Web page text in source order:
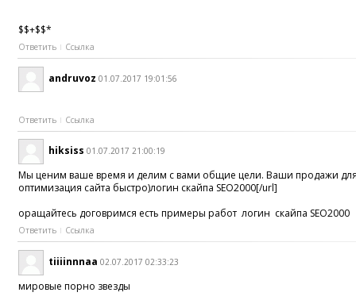
$$+$$*
Ответить Ссылка
andruvoz 01.07.2017 19:01:56
Ответить Ссылка
hiksiss 01.07.2017 21:00:19
Мы ценим ваше время и делим с вами общие цели. Ваши продажи
оптимизация сайта быстро)логин скайпа SEO2000[/url]
оращайтесь договримся есть примеры работ логин скайпа SEO2000
Ответить Ссылка
tiiiinnnaa 02.07.2017 02:33:23
мировые порно звезды